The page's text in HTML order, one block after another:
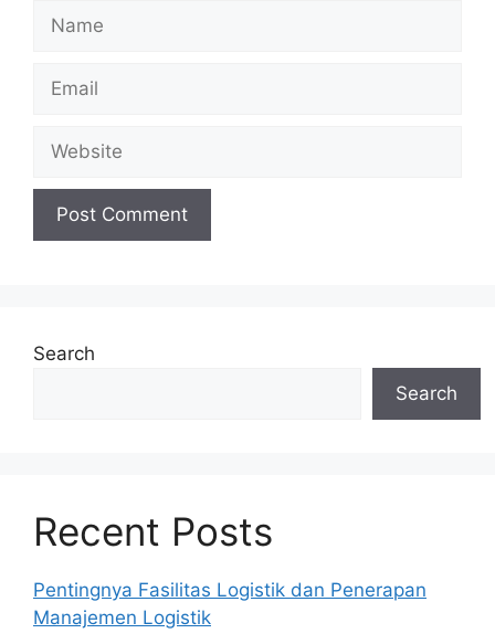
Name
Email
Website
Search
Search
Recent Posts
Pentingnya Fasilitas Logistik dan Penerapan
Manajemen Logistik